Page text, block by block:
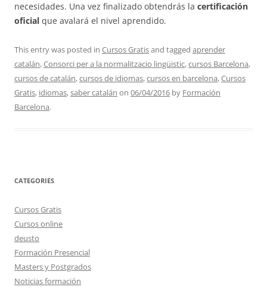
necesidades. Una vez finalizado obtendrás la certificación
oficial que avalará el nivel aprendido.
This entry was posted in Cursos Gratisand tagged aprender
catalán,Consorci per a la normalitzacio lingüistic,cursos Barcelona,
cursos de catalán,cursos de idiomas,cursos en barcelona,Cursos
Gratis, idiomas,saber catalán on 06/04/2016 by Formación
Barcelona.
CATEGORIES
Cursos Gratis
Cursos online
deusto
Formación Presencial
Masters y Postgrados
Noticias formación